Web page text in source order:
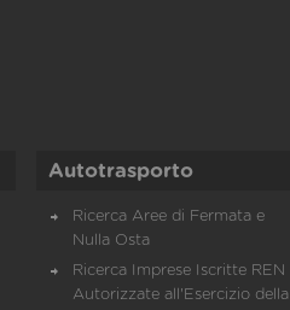
Autotrasporto
Ricerca Aree di Fermata e
Nulla Osta
Ricerca Imprese Iscritte REN
Autorizzate all'Esercizio della